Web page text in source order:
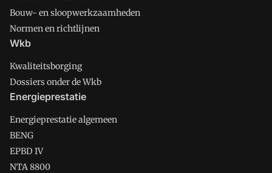
Bouw- en sloopwerkzaamheden
Normen en richtlijnen
Wkb
Kwaliteitsborging
Dossiers onder de Wkb
Energieprestatie
Energieprestatie algemeen
BENG
EPBD IV
NTA 8800